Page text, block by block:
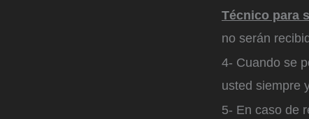
Técnico para
no serán
4- Cuando se
usted siempre
5- En caso de